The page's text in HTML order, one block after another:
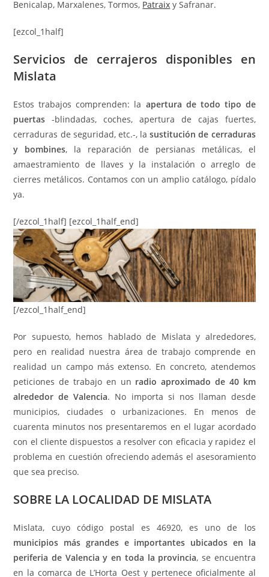
Benicalap, Marxalenes, Tormos, Patraix y Safranar.
[ezcol_1half]
Servicios de cerrajeros disponibles en
Mislata
Estos trabajos comprenden: la apertura de todo tipo de
puertas -blindadas, coches, apertura de cajas fuertes,
cerraduras de seguridad, etc.-, lasustitución de cerraduras
y bombines, la reparación de persianas metálicas, el
amaestramiento de llaves y la instalación o arreglo de
cierres metálicos. Contamos con un amplio catálogo, pídalo
ya.
[/ezcol_1half] [ezcol_1half_end]
[/ezcol_1half_end]
Por supuesto, hemos hablado de Mislata y alrededores,
pero en realidad nuestra área de trabajo comprende en
realidad un campo más extenso. En concreto, atendemos
peticiones de trabajo en un radio aproximado de 40 km
alrededor de Valencia. No importa si nos llaman desde
municipios, ciudades o urbanizaciones. En menos de
cuarenta minutos nos presentaremos en el lugar acordado
con el cliente dispuestos a resolver con eficacia y rapidez el
problema en cuestión ofreciendo además el asesoramiento
que sea preciso.
SOBRE LA LOCALIDAD DE MISLATA
Mislata, cuyo código postal es 46920, es uno de los
municipios más grandes e importantes ubicados en la
periferia de Valencia y en toda la provincia, se encuentra
en la comarca de L’Horta Oest y pertenece oficialmente al